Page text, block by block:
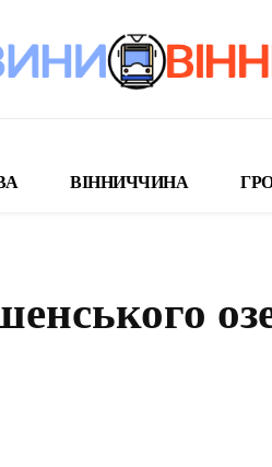
ВІННИЧЧИНА